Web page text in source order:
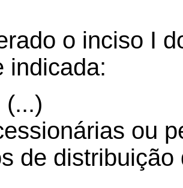
o inciso I
indicada:
(...)
ou
de